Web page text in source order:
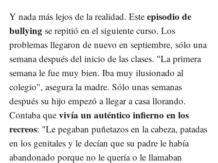
Y nada más lejos de la realidad. Este episodio de
bullying se repitió en el siguiente curso. Los
problemas llegaron de nuevo en septiembre, sólo una
semana después del inicio de las clases. "La primera
semana le fue muy bien. Iba muy ilusionado al
colegio", asegura la madre. Sólo unas semanas
después su hijo empezó a llegar a casa llorando.
Contaba que vivía un auténtico infierno en los
recreos: "Le pegaban puñetazos en la cabeza, patadas
en los genitales y le decían que su padre le había
abandonado porque no le quería o le llamaban